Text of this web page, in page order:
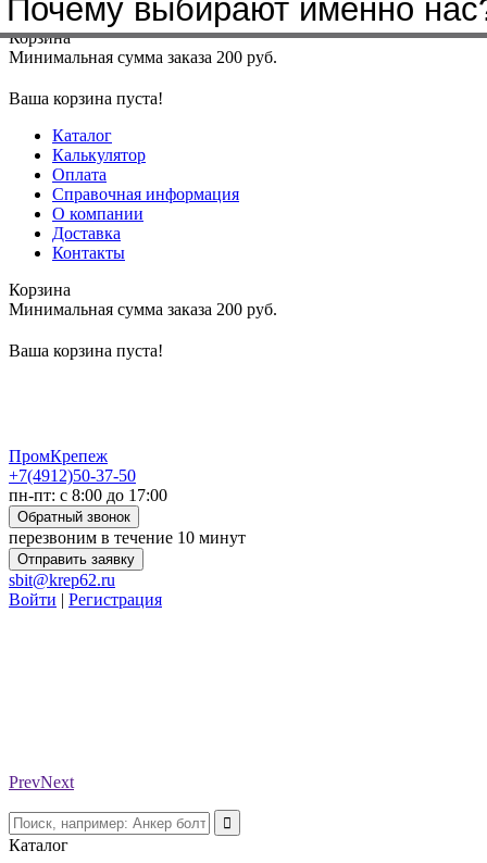
Меню+7(4912)50-37-50sbit@krep62.ru
Корзина
Минимальная сумма заказа 200 руб.
Ваша корзина пуста!
Каталог
Калькулятор
Оплата
Справочная информация
О компании
Доставка
Контакты
Корзина
Минимальная сумма заказа 200 руб.
Ваша корзина пуста!
ПромКрепеж
+7(4912)50-37-50
пн-пт: с 8:00 до 17:00
Обратный звонок
перезвоним в течение 10 минут
Отправить заявку
sbit@krep62.ru
Войти | Регистрация
PrevNext
Каталог
Почему выбирают именно